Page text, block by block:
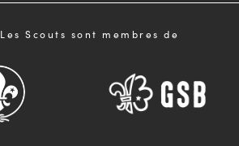
Les Scouts sont membres de